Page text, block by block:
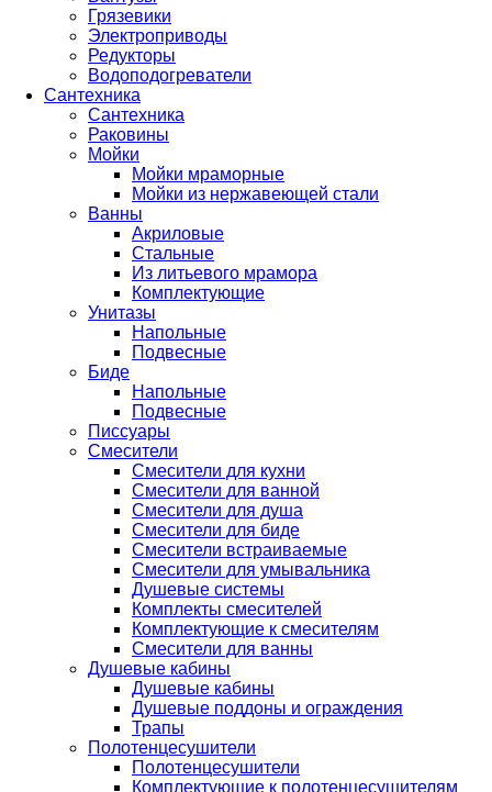
Грязевики
Электроприводы
Редукторы
Водоподогреватели
Сантехника
Сантехника
Раковины
Мойки
Мойки мраморные
Мойки из нержавеющей стали
Ванны
Акриловые
Стальные
Из литьевого мрамора
Комплектующие
Унитазы
Напольные
Подвесные
Биде
Напольные
Подвесные
Писсуары
Смесители
Смесители для кухни
Смесители для ванной
Смесители для душа
Смесители для биде
Смесители встраиваемые
Смесители для умывальника
Душевые системы
Комплекты смесителей
Комплектующие к смесителям
Смесители для ванны
Душевые кабины
Душевые кабины
Душевые поддоны и ограждения
Трапы
Полотенцесушители
Полотенцесушители
Комплектующие к полотенцесушителям